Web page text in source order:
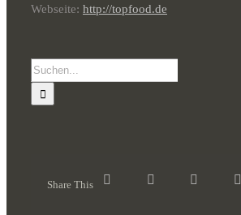
Webseite: http://topfood.de
Suche
nach:
Share This